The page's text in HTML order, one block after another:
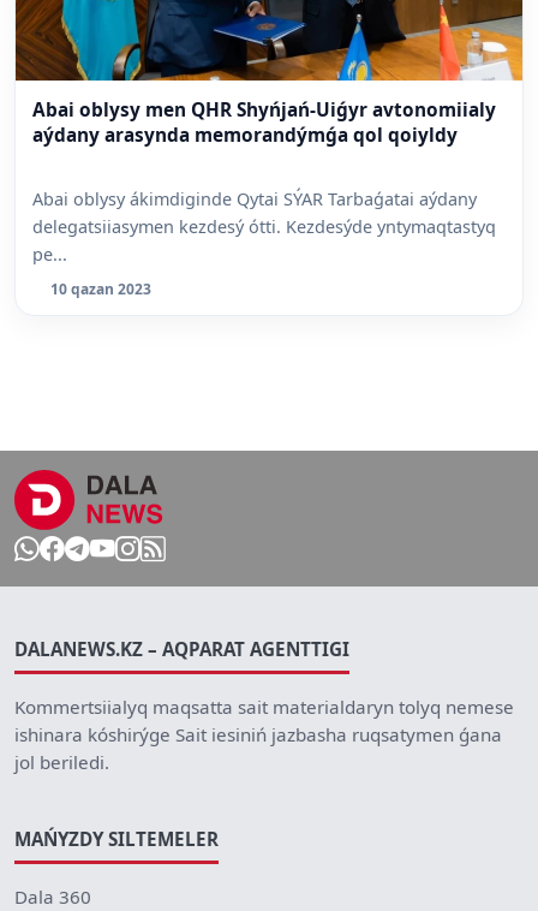
Abai oblysy men QHR Shyńjań-Uiǵyr avtonomiialy
aýdany arasynda memorandýmǵa qol qoiyldy
Abai oblysy ákimdiginde Qytai SÝAR Tarbaǵatai aýdany
delegatsiiasymen kezdesý ótti. Kezdesýde yntymaqtastyq
pe...
10 qazan 2023
DALANEWS.KZ – AQPARAT AGENTTIGI
Kommertsiialyq maqsatta sait materialdaryn tolyq nemese
ishinara kóshirýge Sait iesiniń jazbasha ruqsatymen ǵana
jol beriledi.
MAŃYZDY SILTEMELER
Dala 360